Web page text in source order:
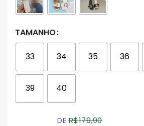
TAMANHO
33 34 35 36
39 40
DER$179,90